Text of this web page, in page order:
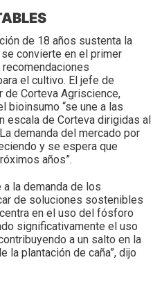
de 18 años sustenta la
convierte en el primer
el cultivo. El jefe de
de Corteva Agriscience,
bioinsumo “se une a las
escala de Corteva dirigidas al
demanda del mercado por
y se espera que
años”.
a la demanda de los
de soluciones sostenibles
en el uso del fósforo
significativamente el uso
a un salto en la
la plantación de caña”, dijo